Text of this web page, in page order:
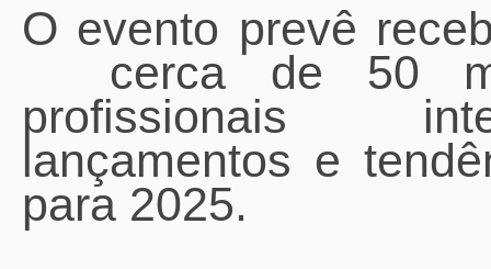
O evento prevê
cerca de 50
profissionais
lançamentos e
para 2025.